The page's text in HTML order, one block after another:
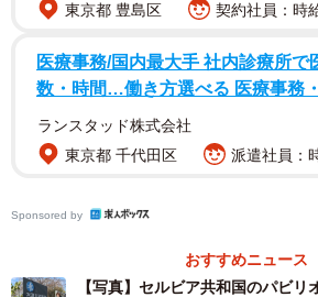
東京都 豊島区
契約社員：時
医療事務/国内最大手 社内診療所で
数・時間…働き方選べる 医療事務
ランスタッド株式会社
東京都 千代田区
派遣社員：
Sponsored by
おすすめニュース
【写真】セルビア共和国のパビ